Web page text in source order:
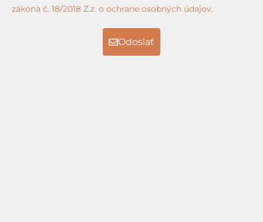
zákona č. 18/2018 Z.z. o ochrane osobných údajov.
Odoslať